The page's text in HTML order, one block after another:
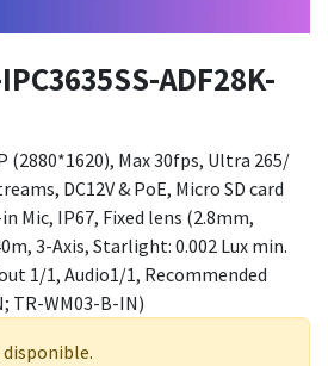
ADF28K-
(2880*1620), Max 30fps, Ultra 265/
DC12V & PoE, Micro SD card
Mic, IP67, Fixed lens (2.8mm,
3-Axis, Starlight: 0.002 Lux min.
1/1, Audio1/1, Recommended
TR-WM03-B-IN)